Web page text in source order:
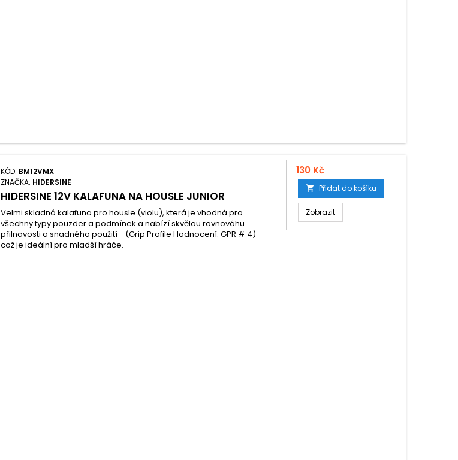
KÓD: BM12VMX
ZNAČKA: HIDERSINE
HIDERSINE 12V KALAFUNA NA HOUSLE JUNIOR
Velmi skladná kalafuna pro housle (violu), která je vhodná pro
všechny typy pouzder a podmínek a nabízí skvělou rovnováhu
přilnavosti a snadného použití - (Grip Profile Hodnocení: GPR # 4) -
což je ideální pro mladší hráče.
130 Kč
 Přidat do košíku
Zobrazit